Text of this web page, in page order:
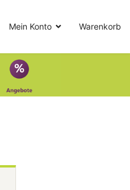
Mein Konto Warenkorb